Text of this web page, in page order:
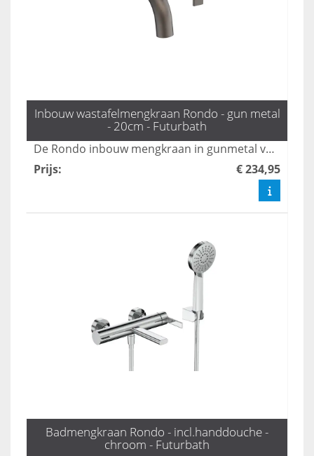
Inbouw wastafelmengkraan Rondo - gun metal
- 20cm - Futurbath
De Rondo inbouw mengkraan in gunmetal voegt een industriële chic toe aan uw badkamer, dankzij zijn moderne design en praktische uitloop van 20 cm. Deze kraan is de perfecte mix van stijl en functionaliteit, waardoor uw badkamer een eigentijdse uitstraling krijgt. Maak uw badkamer compleet met deze stijlvolle en duurzame toevoeging.
Prijs: € 234,95
Badmengkraan Rondo - incl.handdouche -
chroom - Futurbath